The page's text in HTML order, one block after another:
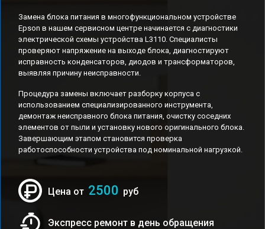
Замена блока питания в многофункциональном устройстве
Epson в нашем сервисном центре начинается с диагностики
электрической схемы устройства L3110. Специалисты
проверяют напряжение на выходе блока, диагностируют
исправность конденсаторов, диодов и трансформаторов,
выявляя причину неисправности.
Процедура замены включает разборку корпуса с
использованием специализированного инструмента,
демонтаж неисправного блока питания, очистку соседних
элементов от пыли и установку нового оригинального блока.
Завершающим этапом становится проверка
работоспособности устройства под номинальной нагрузкой.
Цена от 2500 руб
Экспресс ремонт в день обращения